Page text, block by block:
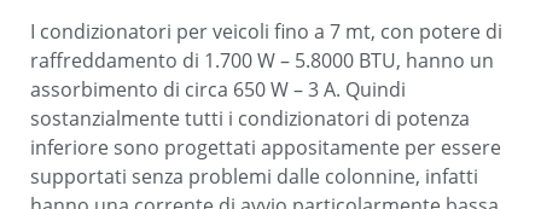
I condizionatori per veicoli fino a 7 mt, con potere di
raffreddamento di 1.700 W – 5.8000 BTU, hanno un
assorbimento di circa 650 W – 3 A. Quindi
sostanzialmente tutti i condizionatori di potenza
inferiore sono progettati appositamente per essere
supportati senza problemi dalle colonnine, infatti